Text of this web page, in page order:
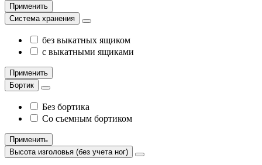
Применить
Система хранения
без выкатных ящиком
с выкатными ящиками
Применить
Бортик
Без бортика
Со съемным бортиком
Применить
Высота изголовья (без учета ног)